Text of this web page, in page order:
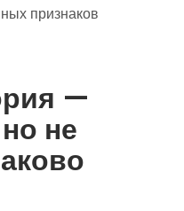
признаков
—
не